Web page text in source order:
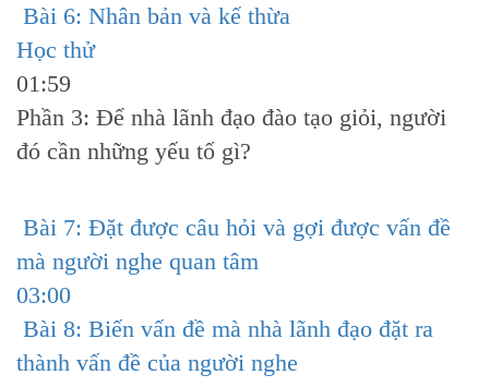
Bài 6: Nhân bản và kế thừa
Học thử
01:59
Phần 3: Để nhà lãnh đạo đào tạo giỏi, người
đó cần những yếu tố gì?
Bài 7: Đặt được câu hỏi và gợi được vấn đề
mà người nghe quan tâm
03:00
Bài 8: Biến vấn đề mà nhà lãnh đạo đặt ra
thành vấn đề của người nghe